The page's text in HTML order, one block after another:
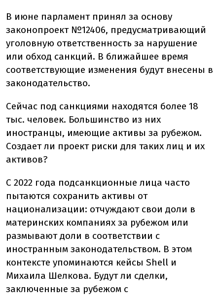
В июне парламент принял за основу
законопроект №12406, предусматривающий
уголовную ответственность за нарушение
или обход санкций. В ближайшее время
соответствующие изменения будут внесены в
законодательство.
Сейчас под санкциями находятся более 18
тыс. человек. Большинство из них
иностранцы, имеющие активы за рубежом.
Создает ли проект риски для таких лиц и их
активов?
С 2022 года подсанкционные лица часто
пытаются сохранить активы от
национализации: отчуждают свои доли в
материнских компаниях за рубежом или
размывают доли в соответствии с
иностранным законодательством. В этом
контексте упоминаются кейсы Shell и
Михаила Шелкова. Будут ли сделки,
заключенные за рубежом с